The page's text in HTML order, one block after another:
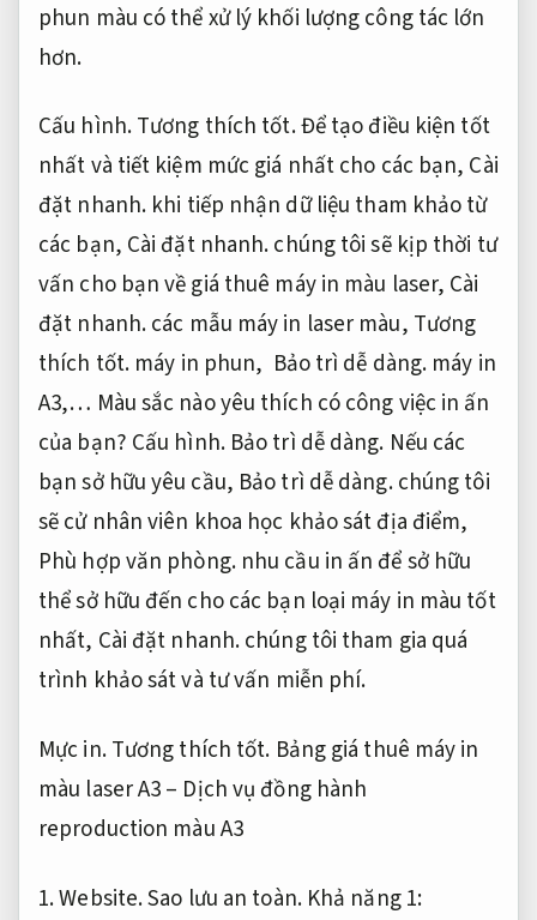
phun màu có thể xử lý khối lượng công tác lớn
hơn.
Cấu hình.Tương thích tốt.Để tạo điều kiện tốt
nhất và tiết kiệm mức giá nhất cho các bạn, Cài
đặt nhanh. khi tiếp nhận dữ liệu tham khảo từ
các bạn, Cài đặt nhanh.chúng tôi sẽ kịp thời tư
vấn cho bạn về giá thuê máy in màu laser, Cài
đặt nhanh.các mẫu máy in laser màu, Tương
thích tốt. máy in phun, Bảo trì dễ dàng. máy in
A3,… Màu sắc nào yêu thích có công việc in ấn
của bạn? Cấu hình. Bảo trì dễ dàng. Nếu các
bạn sở hữu yêu cầu, Bảo trì dễ dàng.chúng tôi
sẽ cử nhân viên khoa học khảo sát địa điểm,
Phù hợp văn phòng.nhu cầu in ấn để sở hữu
thể sở hữu đến cho các bạn loại máy in màu tốt
nhất, Cài đặt nhanh.chúng tôi tham gia quá
trình khảo sát và tư vấn miễn phí.
Mực in.Tương thích tốt. Bảng giá thuê máy in
màu laser A3 – Dịch vụ đồng hành
reproduction màu A3
1.Website.Sao lưu an toàn.Khả năng 1: